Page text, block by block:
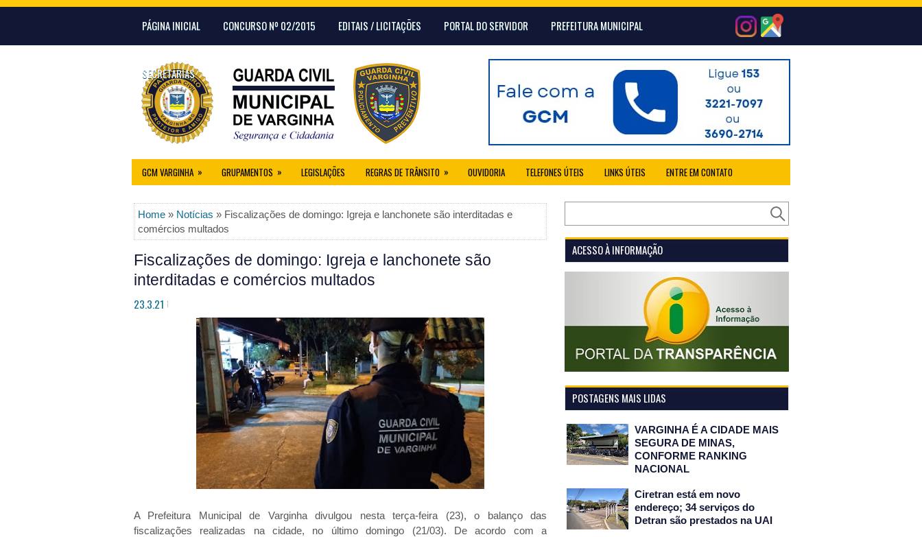
PÁGINA INICIAL CONCURSO Nº 02/2015 EDITAIS / LICITAÇÕES PORTAL DO SERVIDOR PREFEITURA MUNICIPAL
SECRETARIAS
GCM VARGINHA » GRUPAMENTOS » LEGISLAÇÕES REGRAS DE TRÂNSITO » OUVIDORIA TELEFONES ÚTEIS LINKS ÚTEIS ENTRE EM CONTATO
Home » Notícias » Fiscalizações de domingo: Igreja e lanchonete são interditadas e
comércios multados
Fiscalizações de domingo: Igreja e lanchonete são
interditadas e comércios multados
23.3.21
A Prefeitura Municipal de Varginha divulgou nesta terça-feira (23), o balanço das
fiscalizações realizadas na cidade, no último domingo (21/03). De acordo com a
ACESSO À INFORMAÇÃO
POSTAGENS MAIS LIDAS
VARGINHA É A CIDADE MAIS
SEGURA DE MINAS,
CONFORME RANKING
NACIONAL
Ciretran está em novo
endereço; 34 serviços do
Detran são prestados na UAI